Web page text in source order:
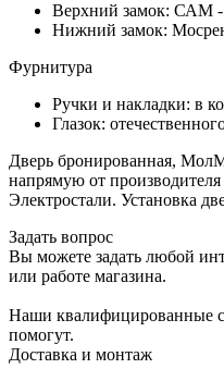
Верхний замок: САМ -
Нижний замок:
Фурнитура
Ручки и накладки: в
Глазок:
Дверь бронированная,
напрямую от
Электростали. Установка
Задать вопрос
Вы можете задать любой
или работе магазина.
Наши квалифицированные
помогут.
Доставка и монтаж